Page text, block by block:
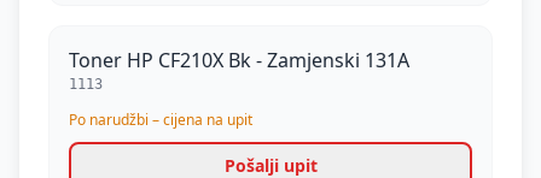
Toner HP CF210X Bk - Zamjenski 131A
1113
Po narudžbi – cijena na upit
Pošalji upit